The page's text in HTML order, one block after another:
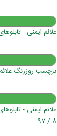
علائم ایمنی - تابلوهای
برچسب روزرنگ علائم ایمنی /
8 / 97